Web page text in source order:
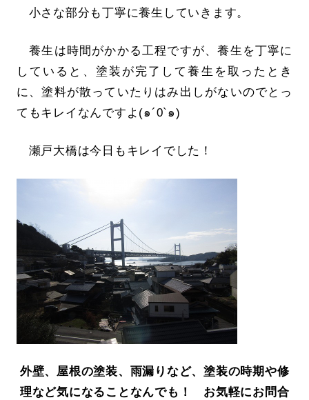
小さな部分も丁寧に養生していきます。
養生は時間がかかる工程ですが、養生を丁寧に
していると、塗装が完了して養生を取ったとき
に、塗料が散っていたりはみ出しがないのでとっ
てもキレイなんですよ(๑´0`๑)
瀬戸大橋は今日もキレイでした！
外壁、屋根の塗装、雨漏りなど、塗装の時期や修
理など気になることなんでも！ お気軽にお問合